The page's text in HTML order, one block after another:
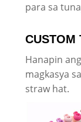
para sa
CUSTOM
Hanapin
magkasya
straw hat.